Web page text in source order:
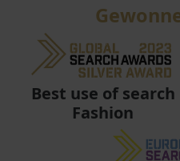
Best use of search
Fashion